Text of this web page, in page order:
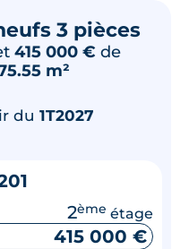
3 pièces
415 000 € de
m²
du 1T2027
2ème étage
415 000 €